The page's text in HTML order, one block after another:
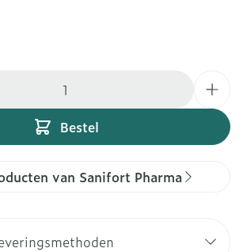
Bestel
van Sanifort Pharma